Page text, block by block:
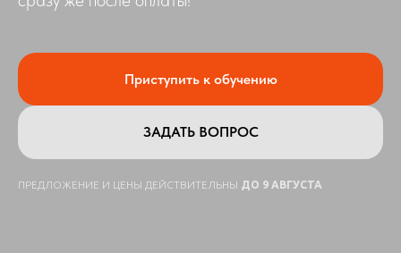
Приступить к обучению
ЗАДАТЬ ВОПРОС
ПРЕДЛОЖЕНИЕ И ЦЕНЫ ДЕЙСТВИТЕЛЬНЫ ДО 9 АВГУСТА